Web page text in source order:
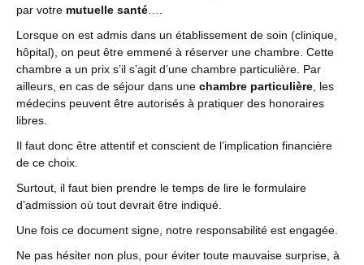
par votre mutuelle santé
Lorsque on est admis dans un établissement de soin (clinique,
hôpital), on peut être emmené à réserver une chambre. Cette
chambre a un prix s’il s’agit d’une chambre particulière. Par
ailleurs, en cas de séjour dans une chambre particulière , les
médecins peuvent être autorisés à pratiquer des honoraires
libres.
Il faut donc être attentif et conscient de l’implication financière
de ce choix.
Surtout, il faut bien prendre le temps de lire le formulaire
d’admission où tout devrait être indiqué.
Une fois ce document signe, notre responsabilité est engagée.
Ne pas hésiter non plus, pour éviter toute mauvaise surprise, à